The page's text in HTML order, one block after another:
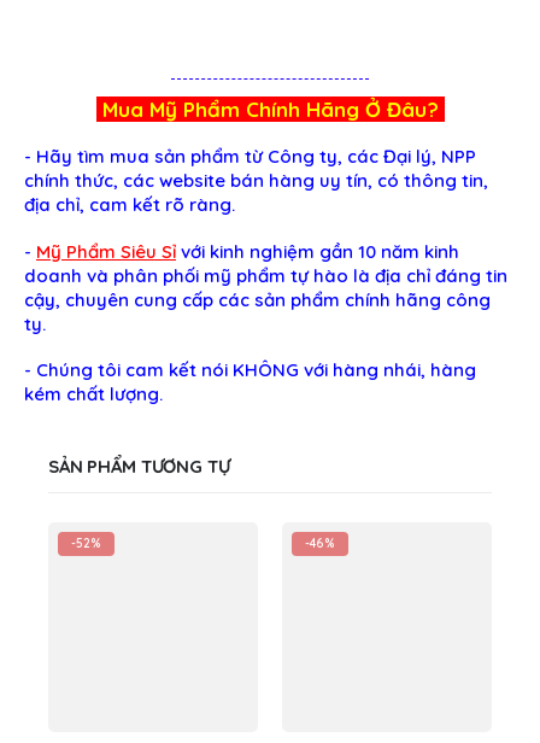
Mua Mỹ Phẩm Chính Hãng Ở Đâu?
- Hãy tìm mua sản phẩm từ Công ty, các Đại lý, NPP
chính thức, các website bán hàng uy tín, có thông tin,
địa chỉ, cam kết rõ ràng.
- Mỹ Phẩm Siêu Sỉ với kinh nghiệm gần 10 năm kinh
doanh và phân phối mỹ phẩm tự hào là địa chỉ đáng tin
cậy, chuyên cung cấp các sản phẩm chính hãng công
ty.
- Chúng tôi cam kết nói KHÔNG với hàng nhái, hàng
kém chất lượng.
SẢN PHẨM TƯƠNG TỰ
-52% -46%